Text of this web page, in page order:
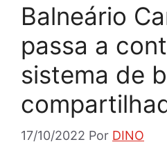
Balneário
passa a
sistema de
17/10/2022 Por DINO